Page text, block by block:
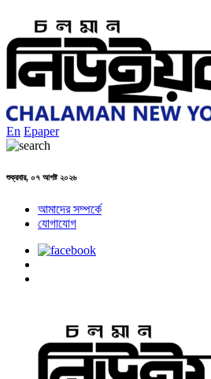
En Epaper
শুক্রবার, ০৭ আগষ্ট ২০২৬
আমাদের সম্পর্কে
যোগাযোগ